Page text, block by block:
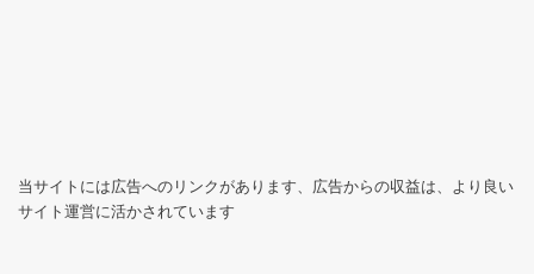
当サイトには広告へのリンクがあります、広告からの収益は、より良い
サイト運営に活かされています